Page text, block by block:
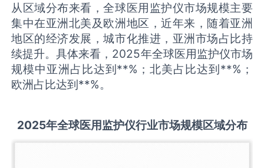
从区域分布来看，全球医用监护仪市场规模主要
集中在亚洲北美及欧洲地区，近年来，随着亚洲
地区的经济发展，城市化推进，亚洲市场占比持
续提升。具体来看，2025年全球医用监护仪市场
规模中亚洲占比达到**%；北美占比达到**%；
欧洲占比达到**%。
2025年全球医用监护仪行业市场规模区域分布